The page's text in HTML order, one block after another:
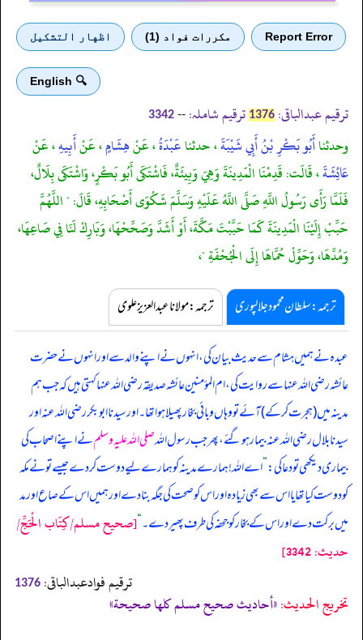
Report Error مكررات فواد (1) اظهار التشكيل
🔍 English
ترقیم عبدالباقی: 1376 ترقیم شاملہ: --
3342
وحدثناأَبُو بَكْرِ بْنُ أَبِي شَيْبَةَ، حدثناعَبْدَةُ، عَنْهِشَامٍ، عَنْأَبِيهِ، عَنْ
عَائِشَةَ، قَالَت: قَدِمْنَا الْمَدِينَةَ وَهِيَ وَبِيئَةٌ، فَاشْتَكَى أَبُو بَكْرٍ، وَاشْتَكَى بِلَالٌ،
فَلَمَّا رَأَى رَسُولُ اللَّهِ صَلَّى اللَّهُ عَلَيْهِ وَسَلَّمَ شَكْوَى أَصْحَابِهِ، قَالَ: " اللَّهُمَّ
حَبِّبْ إِلَيْنَا الْمَدِينَةَ كَمَا حَبَّبْتَ مَكَّةَ، أَوْ أَشَدَّ وَصَحِّحْهَا، وَبَارِكْ لَنَا فِي صَاعِهَا،
وَمُدِّهَا، وَحَوِّلْ حُمَّاهَا إِلَى الْجُحْفَةِ "،
ترجمہ:سلطان محمود جلالپوری ترجمہ:مولانا عبدالعزیز علوی
عبدہ نے ہمیں ہشام سے حدیث بیان کی، انہوں نے اپنے والد سے اور انہوں نے حضرت
عائشہ رضی اللہ عنہا سے روایت کی، ام المؤمنین عائشہ صدیقہ رضی اللہ عنہا کہتی ہیں کہ جب ہم
مدینہ میں (ہجرت کر کے) آئے تو وہاں وبائی بخار پھیلا ہوا تھا۔ اور سیدنا ابوبکر رضی اللہ عنہ اور
سیدنا بلال رضی اللہ عنہ بیمار ہو گئے، پھر جب رسول اللہصلی اللہ علیہ وسلمنے اپنے اصحاب کی
بیماری دیکھی تو دعا کی:”اے اللہ! ہمارے مدینہ کو ہمارے لیے دوست کر دے جیسے تو نے مکہ
کو دوست کیا تھا یا اس سے بھی زیادہ اور اس کو صحت کی جگہ بنا دے اور ہمیں اس کے صاع اور مد
میں برکت دے اور اس کے بخار کو جحفہ کی طرف پھیر دے۔“[صحيح مسلم/كِتَاب الْحَجِّ/
حدیث: 3342]
ترقیم فوادعبدالباقی: 1376
تخریج الحدیث:«أحاديث صحيح مسلم كلها صحيحة»